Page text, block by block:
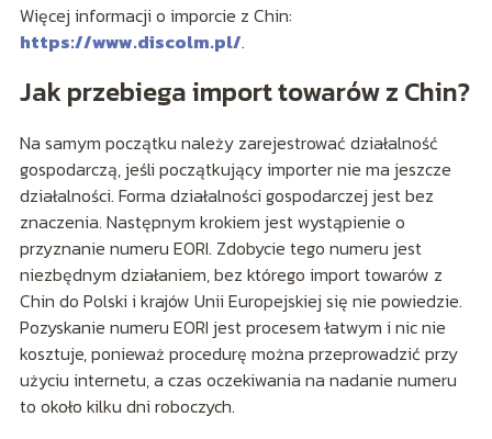
Więcej informacji o imporcie z Chin:
https://www.discolm.pl/.
Jak przebiega import towarów z Chin?
Na samym początku należy zarejestrować działalność
gospodarczą, jeśli początkujący importer nie ma jeszcze
działalności. Forma działalności gospodarczej jest bez
znaczenia. Następnym krokiem jest wystąpienie o
przyznanie numeru EORI. Zdobycie tego numeru jest
niezbędnym działaniem, bez którego import towarów z
Chin do Polski i krajów Unii Europejskiej się nie powiedzie.
Pozyskanie numeru EORI jest procesem łatwym i nic nie
kosztuje, ponieważ procedurę można przeprowadzić przy
użyciu internetu, a czas oczekiwania na nadanie numeru
to około kilku dni roboczych.